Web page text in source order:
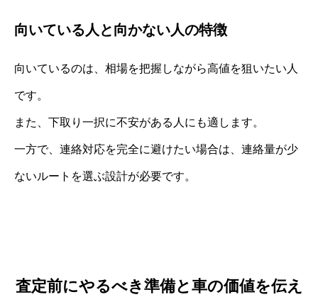
向いている人と向かない人の特徴
向いているのは、相場を把握しながら高値を狙いたい人
です。
また、下取り一択に不安がある人にも適します。
一方で、連絡対応を完全に避けたい場合は、連絡量が少
ないルートを選ぶ設計が必要です。
査定前にやるべき準備と車の価値を伝え